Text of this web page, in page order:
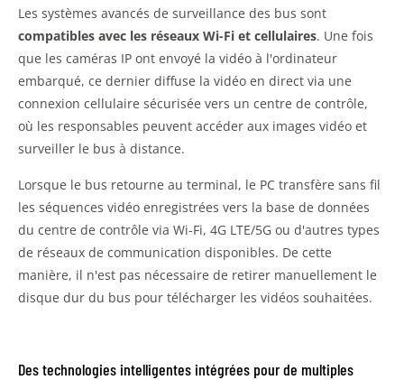
Les systèmes avancés de surveillance des bus sont
compatibles avec les réseaux Wi-Fi et cellulaires. Une fois
que les caméras IP ont envoyé la vidéo à l'ordinateur
embarqué, ce dernier diffuse la vidéo en direct via une
connexion cellulaire sécurisée vers un centre de contrôle,
où les responsables peuvent accéder aux images vidéo et
surveiller le bus à distance.
Lorsque le bus retourne au terminal, le PC transfère sans fil
les séquences vidéo enregistrées vers la base de données
du centre de contrôle via Wi-Fi, 4G LTE/5G ou d'autres types
de réseaux de communication disponibles. De cette
manière, il n'est pas nécessaire de retirer manuellement le
disque dur du bus pour télécharger les vidéos souhaitées.
Des technologies intelligentes intégrées pour de multiples